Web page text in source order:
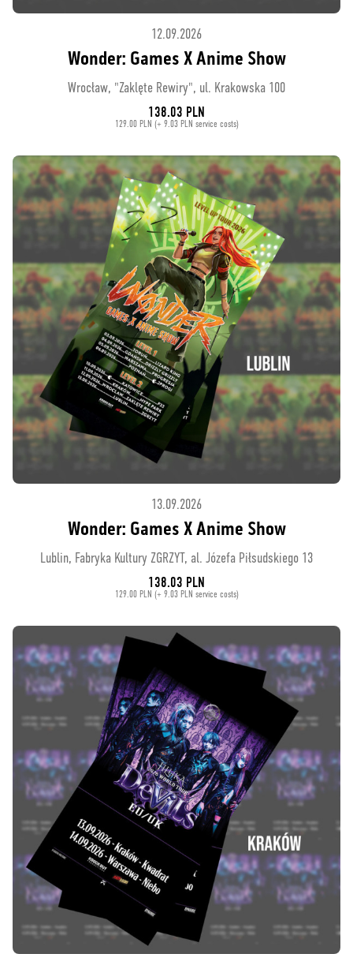
12.09.2026
Wonder: Games X Anime Show
Wrocław, "Zaklęte Rewiry", ul. Krakowska 100
138.03 PLN
129.00 PLN (+ 9.03 PLN service costs)
13.09.2026
Wonder: Games X Anime Show
Lublin, Fabryka Kultury ZGRZYT, al. Józefa Piłsudskiego 13
138.03 PLN
129.00 PLN (+ 9.03 PLN service costs)